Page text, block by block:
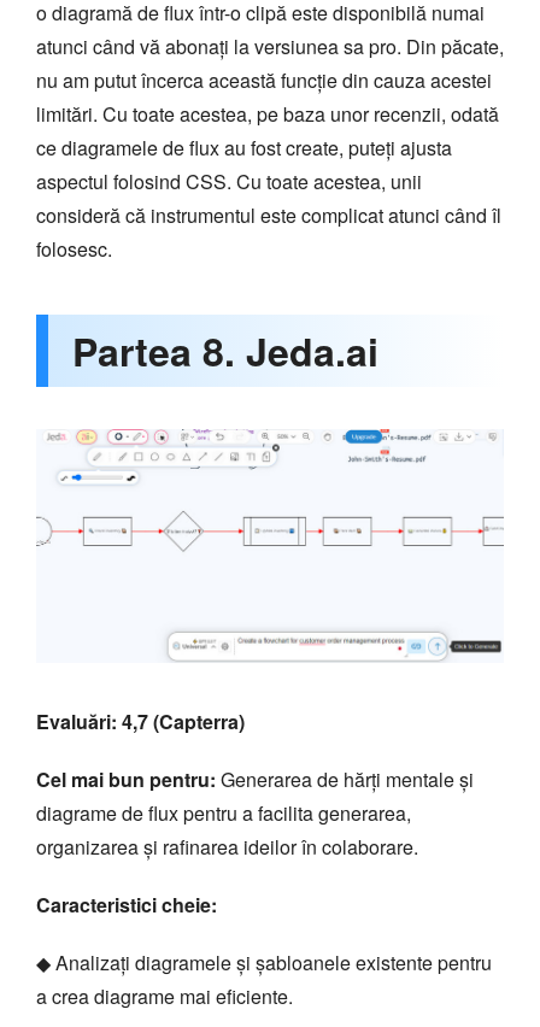
o diagramă de flux într-o clipă este disponibilă numai
atunci când vă abonați la versiunea sa pro. Din păcate,
nu am putut încerca această funcție din cauza acestei
limitări. Cu toate acestea, pe baza unor recenzii, odată
ce diagramele de flux au fost create, puteți ajusta
aspectul folosind CSS. Cu toate acestea, unii
consideră că instrumentul este complicat atunci când îl
folosesc.
Partea 8. Jeda.ai
Evaluări: 4,7 (Capterra)
Cel mai bun pentru: Generarea de hărți mentale și
diagrame de flux pentru a facilita generarea,
organizarea și rafinarea ideilor în colaborare.
Caracteristici cheie:
◆ Analizați diagramele și șabloanele existente pentru
a crea diagrame mai eficiente.